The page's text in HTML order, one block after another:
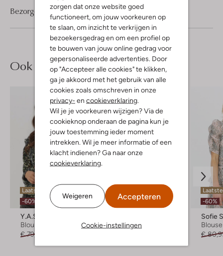
zorgen dat onze website goed
functioneert, om jouw voorkeuren op
te slaan, om inzicht te verkrijgen in
bezoekersgedrag en om een profiel op
te bouwen van jouw online gedrag voor
gepersonaliseerde advertenties. Door
op "Accepteer alle cookies" te klikken,
ga je akkoord met het gebruik van alle
cookies zoals omschreven in onze
privacy- en cookieverklaring
Wil je je voorkeuren wijzigen? Via de
cookieknop onderaan de pagina kun je
jouw toestemming ieder moment
intrekken. Wil je meer informatie of een
klacht indienen? Ga naar onze
cookieverklaring
Weigeren Accepteren
Cookie-instellingen
Bezorgen & retourneren
Ook iets voor jou?
Laatste item
-60%
Y.a.s.
Blouse
€ 79,95
-50%
Blouse
-60%
Sofie
Blouse
€